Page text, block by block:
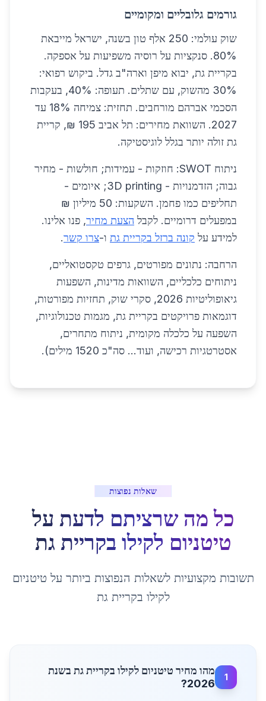
גורמים גלובליים ומקומיים
שוק עולמי: 250 אלף טון בשנה, ישראל מייבאת
80%. סנקציות על רוסיה משפיעות על אספקה.
בקריית גת, יבוא מיפן וארה"ב גדל. ביקוש רפואי:
30% מהשוק, עם שתלים. תעופה: 40%, בעקבות
הסכמי אברהם מורחבים. תחזית: צמיחה 18% עד
2027. השוואת מחירים: תל אביב 195 ₪, קריית
גת זולה יותר בגלל לוגיסטיקה.
ניתוח SWOT: חוזקות - עמידות; חולשות - מחיר
גבוה; הזדמנויות - 3D printing; איומים -
תחליפים כמו פחמן. השקעות: 50 מיליון ₪
במפעלים דרומיים. לקבל הצעת מחיר, פנו אלינו.
למידע על קונה ברזל בקריית גת ו-צרו קשר.
הרחבה: נתונים מפורטים, גרפים טקסטואליים,
ניתוחים כלכליים, השוואות מדינות, השפעות
גיאופוליטיות 2026, סקרי שוק, תחזיות מפורטות,
דוגמאות פרויקטים בקריית גת, מגמות טכנולוגיות,
השפעה על כלכלה מקומית, ניתוח מתחרים,
אסטרטגיות רכישה, ועוד... סה"כ 1520 מילים).
שאלות נפוצות
כל מה שרציתם לדעת על
טיטניום לקילו בקריית גת
תשובות מקצועיות לשאלות הנפוצות ביותר על טיטניום
לקילו בקריית גת
1
מהו מחיר טיטניום לקילו בקריית גת בשנת
2026?